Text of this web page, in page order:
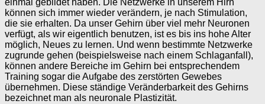
einmal gebildet haben. Die Netzwerke in unserem Hirn
können sich immer wieder verändern, je nach Stimulation,
die sie erhalten. Da unser Gehirn über viel mehr Neuronen
verfügt, als wir eigentlich benutzen, ist es bis ins hohe Alter
möglich, Neues zu lernen. Und wenn bestimmte Netzwerke
zugrunde gehen (beispielsweise nach einem Schlaganfall),
können andere Bereiche im Gehirn bei entsprechendem
Training sogar die Aufgabe des zerstörten Gewebes
übernehmen. Diese ständige Veränderbarkeit des Gehirns
bezeichnet man als neuronale Plastizität.